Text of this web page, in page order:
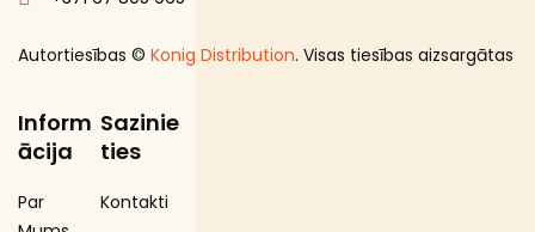
Autortiesības © Konig Distribution. Visas tiesības aizsargātas
Inform
ācija
Par
Sazinie
ties
Kontakti